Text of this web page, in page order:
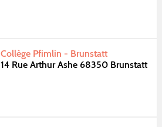
Collège Pfimlin - Brunstatt
14 Rue Arthur Ashe 68350 Brunstatt